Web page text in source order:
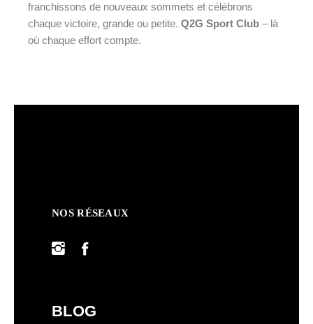
franchissons de nouveaux sommets et célébrons
chaque victoire, grande ou petite. Q2G Sport Club– là
où chaque effort compte.
NOS RÉSEAUX
BLOG